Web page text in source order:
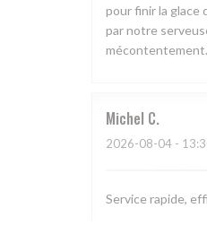
pour finir la glace
par notre
Michel C
2026-08-04 -
Service rapide,